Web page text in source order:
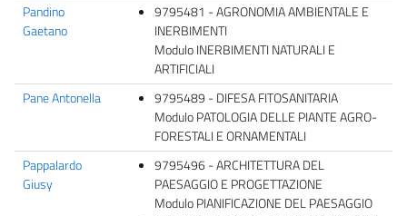
Pandino
Gaetano
9795481 - AGRONOMIA AMBIENTALE E
INERBIMENTI
Modulo INERBIMENTI NATURALI E
ARTIFICIALI
Pane Antonella
9795489 - DIFESA FITOSANITARIA
Modulo PATOLOGIA DELLE PIANTE AGRO-
FORESTALI E ORNAMENTALI
Pappalardo
Giusy
9795496 - ARCHITETTURA DEL
PAESAGGIO E PROGETTAZIONE
Modulo PIANIFICAZIONE DEL PAESAGGIO